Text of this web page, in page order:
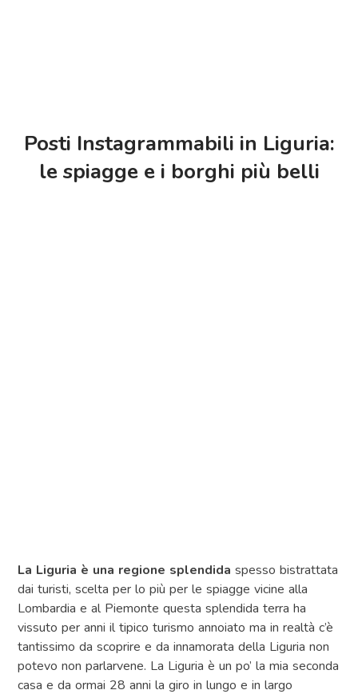
Posti Instagrammabili in Liguria:
le spiagge e i borghi più belli
La Liguria è una regione splendida spesso bistrattata
dai turisti, scelta per lo più per le spiagge vicine alla
Lombardia e al Piemonte questa splendida terra ha
vissuto per anni il tipico turismo annoiato ma in realtà c’è
tantissimo da scoprire e da innamorata della Liguria non
potevo non parlarvene. La Liguria è un po’ la mia seconda
casa e da ormai 28 anni la giro in lungo e in largo